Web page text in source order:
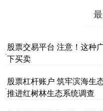
·
股票交易平台 注意！这种
下买卖
·
股票杠杆账户 筑牢滨海生
推进红树林生态系统调查